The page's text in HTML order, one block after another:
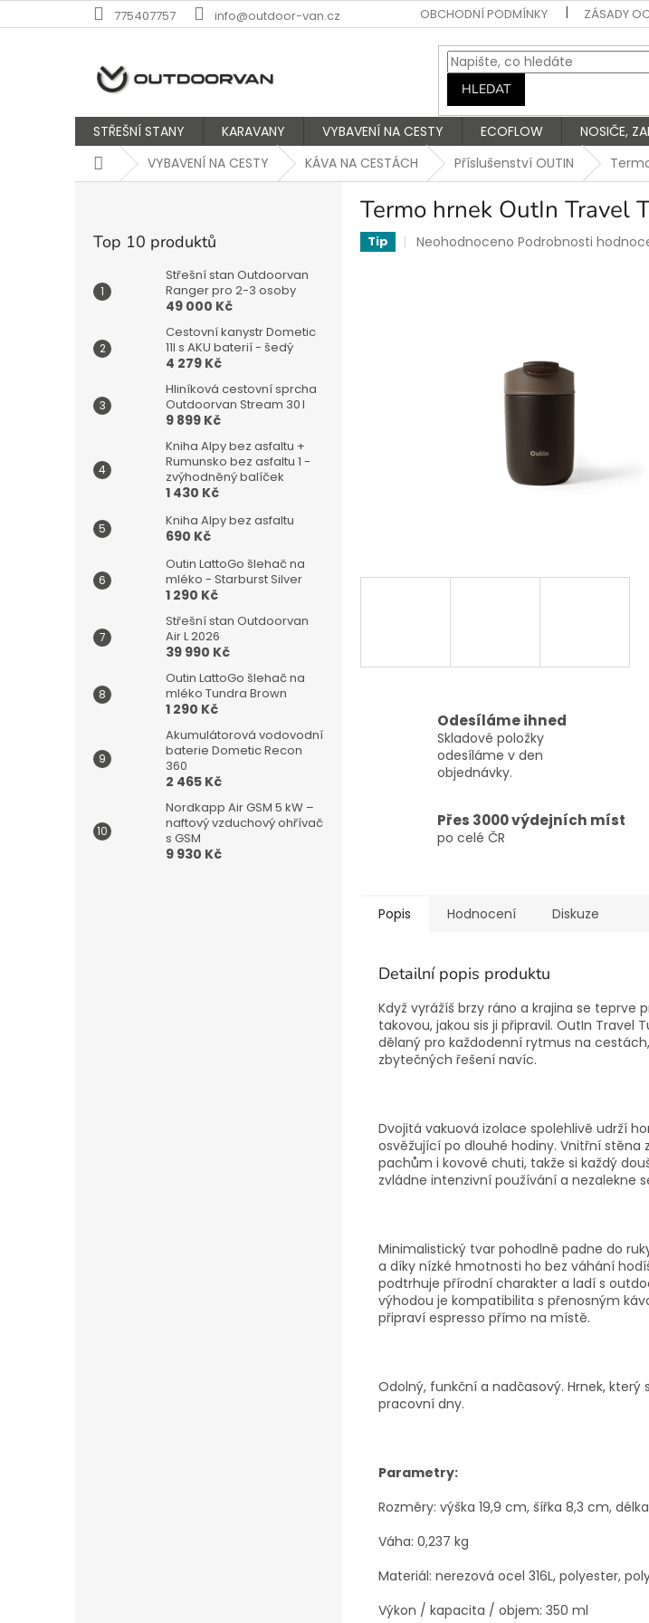
na
775407757 info@outdoor-van.cz OBCHODNÍ PODMÍNKY ZÁSADY
HLEDAT
STŘEŠNÍ STANY KARAVANY VYBAVENÍ NA CESTY ECOFLOW NOSIČE,
DomůVYBAVENÍ NA CESTY KÁVA NA CESTÁCH Příslušenství OUTIN
Top 10 produktů
Střešní stan Outdoorvan
Ranger pro 2-3 osoby
49 000 Kč
Cestovní kanystr Dometic
11l s AKU baterií - šedý
4 279 Kč
Hliníková cestovní sprcha
Outdoorvan Stream 30 l
9 899 Kč
Kniha Alpy bez asfaltu +
Rumunsko bez asfaltu 1 -
zvýhodněný balíček
1 430 Kč
Kniha Alpy bez asfaltu
690 Kč
Outin LattoGo šlehač na
mléko - Starburst Silver
1 290 Kč
Střešní stan Outdoorvan
Air L 2026
39 990 Kč
Outin LattoGo šlehač na
mléko Tundra Brown
1 290 Kč
Akumulátorová vodovodní
baterie Dometic Recon
360
2 465 Kč
Nordkapp Air GSM 5 kW –
naftový vzduchový ohřívač
s GSM
9 930 Kč
Termo hrnek OutIn Travel
Tip
Průměrné
Neohodnoceno Podrobnosti
Odesíláme ihned
Skladové položky
odesíláme v den
objednávky.
Přes 3000 výdejních míst
po celé ČR
Popis Hodnocení Diskuze
Detailní popis produktu
Když vyrážíš brzy ráno a krajina se teprve
takovou, jakou sis ji připravil. OutIn Travel
dělaný pro každodenní rytmus na
zbytečných řešení navíc.
Dvojitá vakuová izolace spolehlivě udrží
osvěžující po dlouhé hodiny. Vnitřní stěna
pachům i kovové chuti, takže si každý
zvládne intenzivní používání a nezalekne
Minimalistický tvar pohodlně padne do
a díky nízké hmotnosti ho bez váhání
podtrhuje přírodní charakter a ladí s
výhodou je kompatibilita s přenosným
připraví espresso přímo na místě.
Odolný, funkční a nadčasový. Hrnek,
pracovní dny.
Parametry:
Rozměry: výška 19,9 cm, šířka 8,3 cm,
Váha: 0,237 kg
Materiál: nerezová ocel 316L, polyester,
Výkon / kapacita / objem: 350 ml